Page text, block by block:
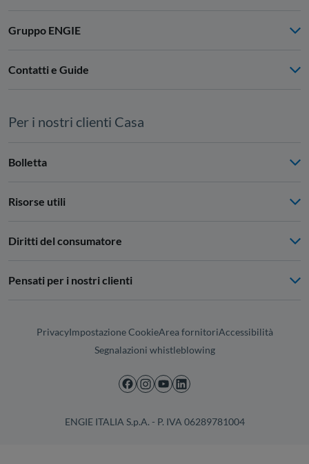
Gruppo ENGIE
Contatti e Guide
Per i nostri clienti Casa
Bolletta
Risorse utili
Diritti del consumatore
Pensati per i nostri clienti
PrivacyImpostazione CookieArea fornitoriAccessibilità
Segnalazioni whistleblowing
ENGIE ITALIA S.p.A. - P. IVA 06289781004